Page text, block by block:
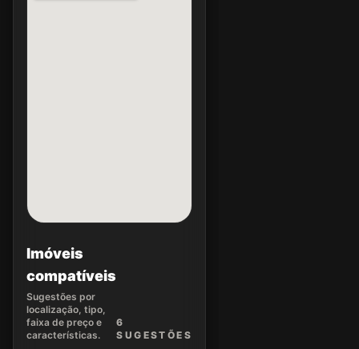
Imóveis
compatíveis
Sugestões por
localização, tipo,
faixa de preço e
características.
6
SUGEST ÕES